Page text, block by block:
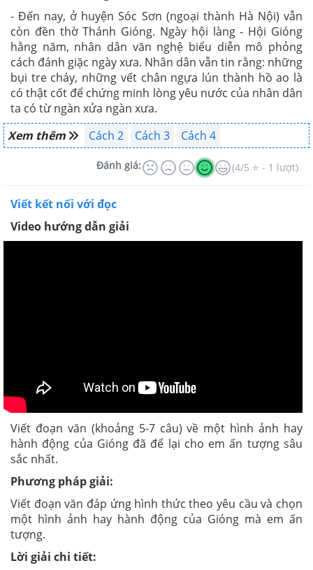
- Đến nay, ở huyện Sóc Sơn (ngoại thành Hà Nội) vẫn
còn đền thờ Thánh Gióng. Ngày hội làng - Hội Gióng
hằng năm, nhân dân văn nghệ biểu diễn mô phỏng
cách đánh giặc ngày xưa. Nhân dân vẫn tin rằng: những
bụi tre cháy, những vết chân ngựa lún thành hồ ao là
có thật cốt để chứng minh lòng yêu nước của nhân dân
ta có từ ngàn xửa ngàn xưa.
Xem thêm
Cách 2 Cách 3 Cách 4
Đánh giá: (4/5 ⭐ - 1 lượt)
Viết kết nối với đọc
Video hướng dẫn giải
Viết đoạn văn (khoảng 5-7 câu) về một hình ảnh hay
hành động của Gióng đã để lại cho em ấn tượng sâu
sắc nhất.
Phương pháp giải:
Viết đoạn văn đáp ứng hình thức theo yêu cầu và chọn
một hình ảnh hay hành động của Gióng mà em ấn
tượng.
Lời giải chi tiết: